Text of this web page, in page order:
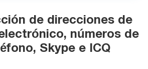
de direcciones de
números de
Skype e ICQ